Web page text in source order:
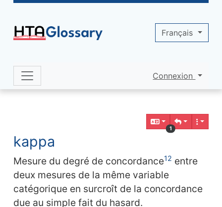
Navigation and related functionality
1
kappa
Mesure du degré de concordance12 entre
deux mesures de la même variable
catégorique en surcroît de la concordance
due au simple fait du hasard.
Site identity, navigation, etc.
Connexion
Français